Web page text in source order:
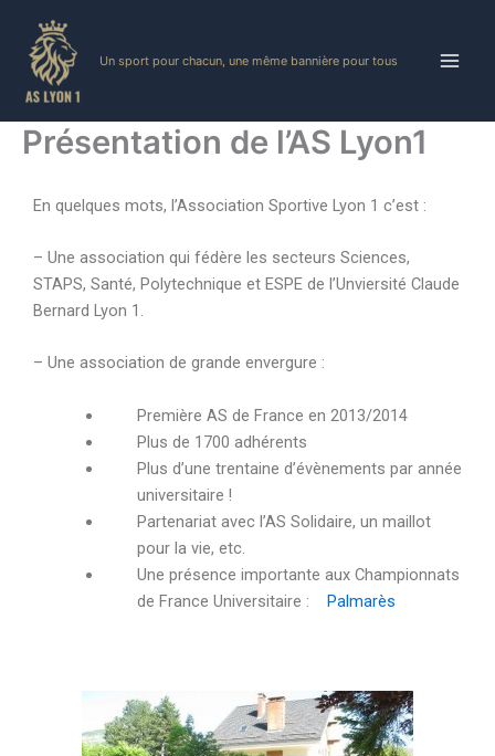
content
Un sport pour chacun, une même bannière pour tous
Présentation de l’AS Lyon1
En quelques mots, l’Association Sportive Lyon 1 c’est :
– Une association qui fédère les secteurs Sciences,
STAPS, Santé, Polytechnique et ESPE de l’Unviersité Claude
Bernard Lyon 1.
– Une association de grande envergure :
Première AS de France en 2013/2014
Plus de 1700 adhérents
Plus d’une trentaine d’évènements par année
universitaire !
Partenariat avec l’AS Solidaire, un maillot
pour la vie, etc.
Une présence importante aux Championnats
de France Universitaire : Palmarès